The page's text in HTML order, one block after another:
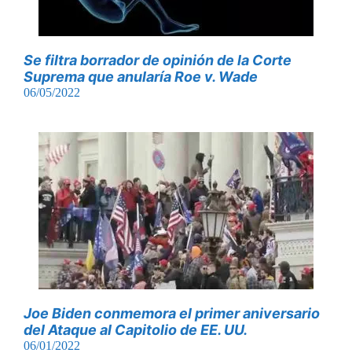
Se filtra borrador de opinión de la Corte
Suprema que anularía Roe v. Wade
06/05/2022
Joe Biden conmemora el primer aniversario
del Ataque al Capitolio de EE. UU.
06/01/2022